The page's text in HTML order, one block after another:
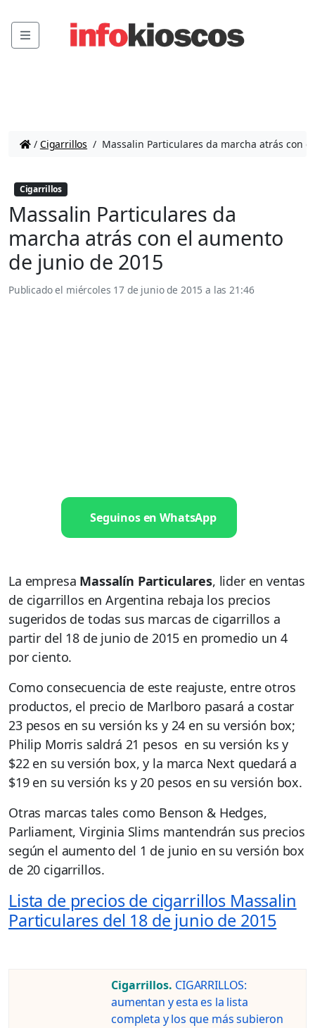
Menu
/ Cigarrillos / Massalin Particulares da marcha atrás con
Cigarrillos
Massalin Particulares da
marcha atrás con el aumento
de junio de 2015
Publicado el miércoles 17 de junio de 2015 a las 21:46
Seguinos en WhatsApp
La empresa Massalín Particulares, lider en ventas
de cigarrillos en Argentina rebaja los precios
sugeridos de todas sus marcas de cigarrillos a
partir del 18 de junio de 2015 en promedio un 4
por ciento.
Como consecuencia de este reajuste, entre otros
productos, el precio de Marlboro pasará a costar
23 pesos en su versión ks y 24 en su versión box;
Philip Morris saldrá 21 pesos en su versión ks y
$22 en su versión box, y la marca Next quedará a
$19 en su versión ks y 20 pesos en su versión box.
Otras marcas tales como Benson & Hedges,
Parliament, Virginia Slims mantendrán sus precios
según el aumento del 1 de junio en su versión box
de 20 cigarrillos.
Lista de precios de cigarrillos Massalin
Particulares del 18 de junio de 2015
Cigarrillos. CIGARRILLOS:
aumentan y esta es la lista
completa y los que más subieron